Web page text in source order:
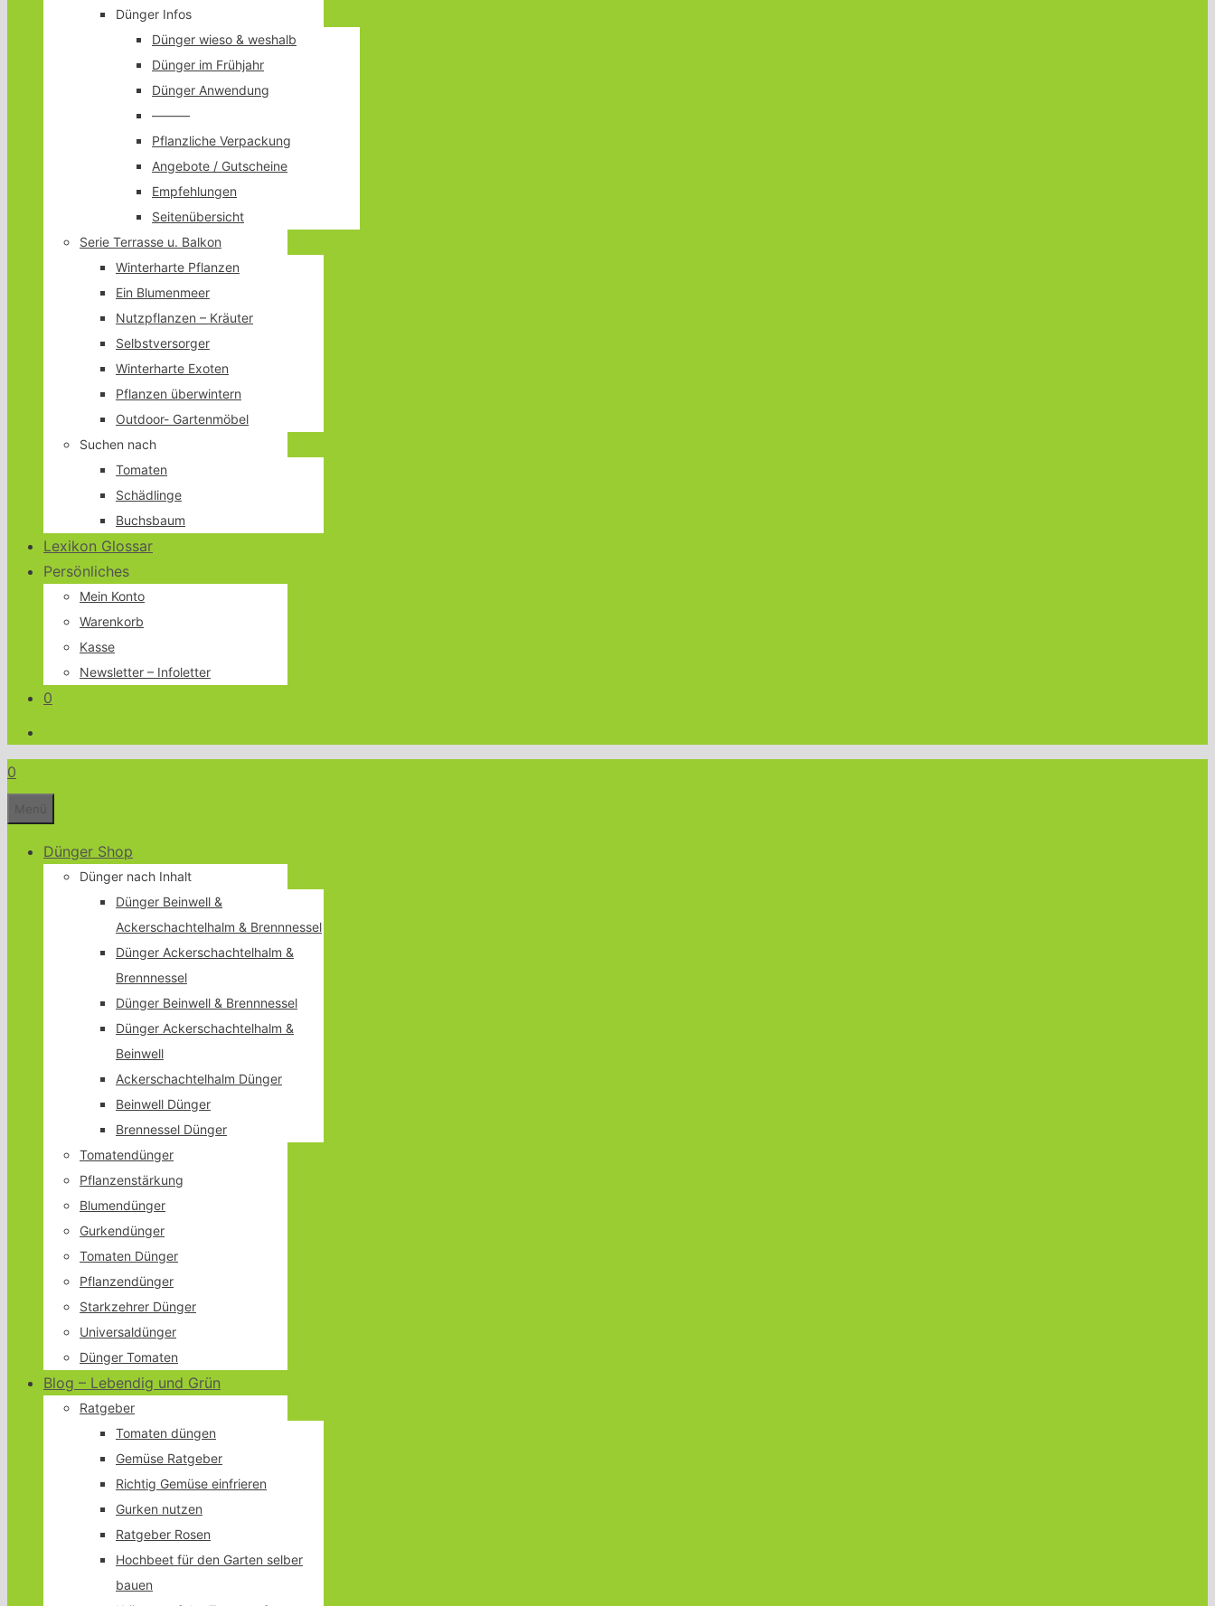
Dünger Infos
Dünger wieso & weshalb
Dünger im Frühjahr
Dünger Anwendung
———
Pflanzliche Verpackung
Angebote / Gutscheine
Empfehlungen
Seitenübersicht
Serie Terrasse u. Balkon
Winterharte Pflanzen
Ein Blumenmeer
Nutzpflanzen – Kräuter
Selbstversorger
Winterharte Exoten
Pflanzen überwintern
Outdoor- Gartenmöbel
Suchen nach
Tomaten
Schädlinge
Buchsbaum
Lexikon Glossar
Persönliches
Mein Konto
Warenkorb
Kasse
Newsletter – Infoletter
0
0
Dünger Shop
Dünger nach Inhalt
Dünger Beinwell &
Ackerschachtelhalm & Brennnessel
Dünger Ackerschachtelhalm &
Brennnessel
Dünger Beinwell & Brennnessel
Dünger Ackerschachtelhalm &
Beinwell
Ackerschachtelhalm Dünger
Beinwell Dünger
Brennessel Dünger
Tomatendünger
Pflanzenstärkung
Blumendünger
Gurkendünger
Tomaten Dünger
Pflanzendünger
Starkzehrer Dünger
Universaldünger
Dünger Tomaten
Blog – Lebendig und Grün
Ratgeber
Tomaten düngen
Gemüse Ratgeber
Richtig Gemüse einfrieren
Gurken nutzen
Ratgeber Rosen
Hochbeet für den Garten selber
bauen